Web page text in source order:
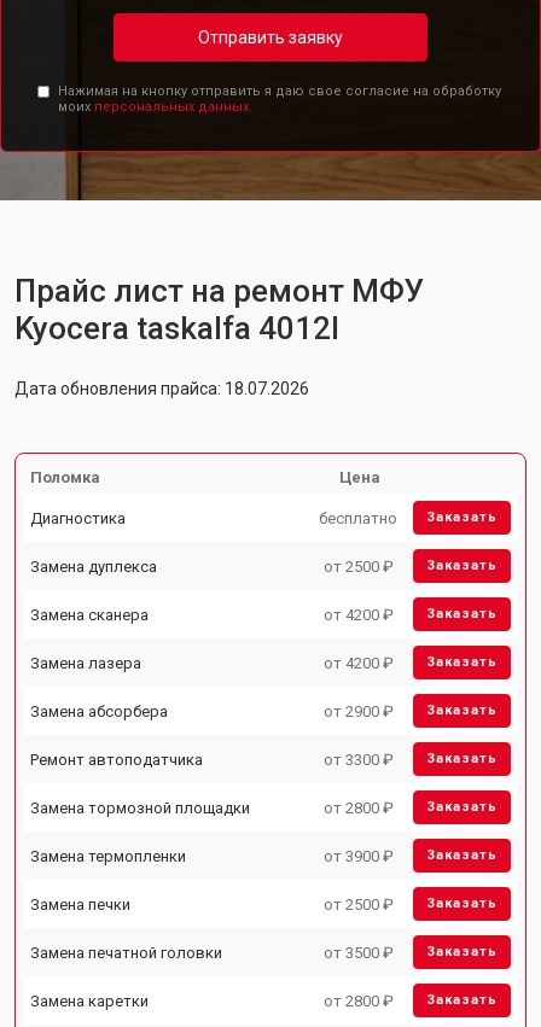
Отправить заявку
Нажимая на кнопку отправить я даю свое согласие на обработку
моих персональных данных.
Прайс лист на ремонт МФУ
Kyocera taskalfa 4012I
Дата обновления прайса: 18.07.2026
Поломка Цена
Диагностика бесплатно Заказать
Замена дуплекса от 2500 ₽ Заказать
Замена сканера от 4200 ₽ Заказать
Замена лазера от 4200 ₽ Заказать
Замена абсорбера от 2900 ₽ Заказать
Ремонт автоподатчика от 3300 ₽ Заказать
Замена тормозной площадки от 2800 ₽ Заказать
Замена термопленки от 3900 ₽ Заказать
Замена печки от 2500 ₽ Заказать
Замена печатной головки от 3500 ₽ Заказать
Замена каретки от 2800 ₽ Заказать